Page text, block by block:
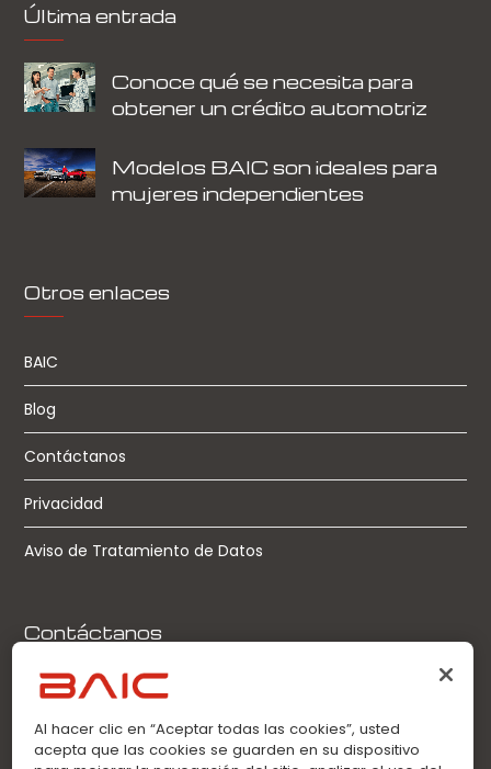
Última entrada
Conoce qué se necesita para
obtener un crédito automotriz
Modelos BAIC son ideales para
mujeres independientes
Otros enlaces
BAIC
Blog
Contáctanos
Privacidad
Aviso de Tratamiento de Datos
Contáctanos
Llamadas:
0963360021
WhatsApp:
Al hacer clic en “Aceptar todas las cookies”, usted
acepta que las cookies se guarden en su dispositivo